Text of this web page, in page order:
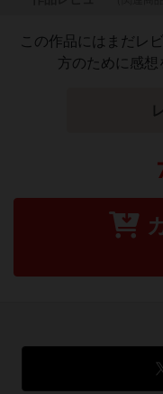
この作品にはまだレ
方のために感想